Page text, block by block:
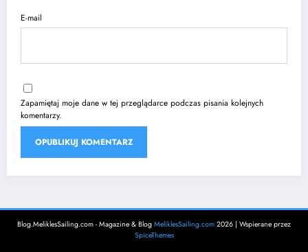
E-mail
Zapamiętaj moje dane w tej przeglądarce podczas pisania kolejnych
komentarzy.
Blog.MeliklesSailing.com - Magazine & Blog MeliklesSailing.com 2026 | Wspierane przez
SpiceThemes